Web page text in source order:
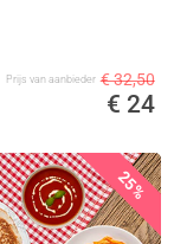
Prijs van aanbieder € 32,50
€ 24
25%